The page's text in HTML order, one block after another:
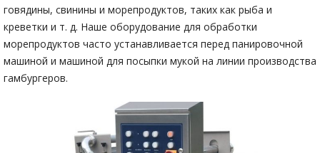
говядины, свинины и морепродуктов, таких как рыба и
креветки и т. д. Наше оборудование для обработки
морепродуктов часто устанавливается перед панировочной
машиной и машиной для посыпки мукой на линии производства
гамбургеров.